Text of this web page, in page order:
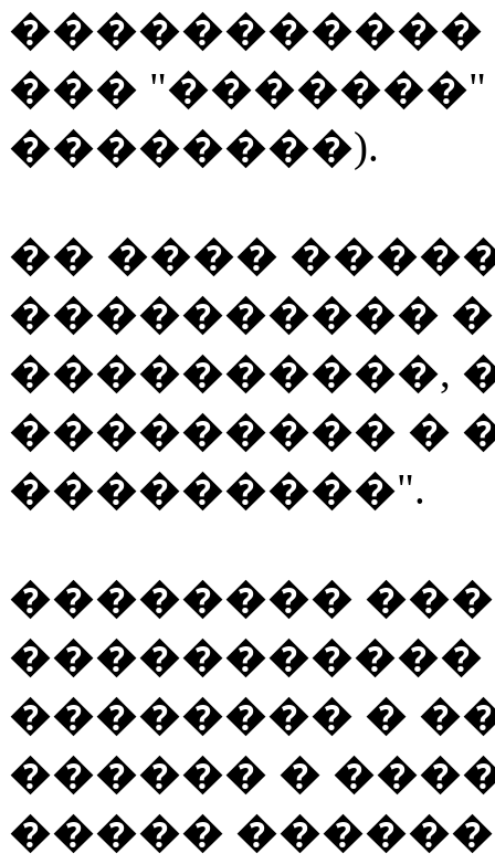
���
��������).
�� ����
����������
����������,
��������� �
���������".
��������
�����������
�������� �
������ �
�����